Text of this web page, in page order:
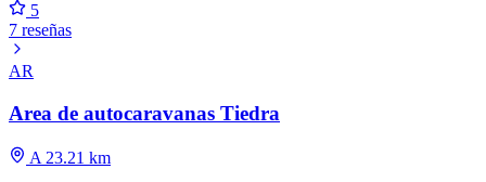
5
7 reseñas
AR
Area de autocaravanas Tiedra
A 23.21 km